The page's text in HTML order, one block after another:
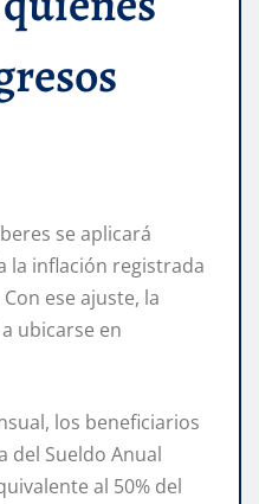
se aplicará
la inflación registrada
ese ajuste, la
ubicarse en
los beneficiarios
del Sueldo Anual
al 50% del